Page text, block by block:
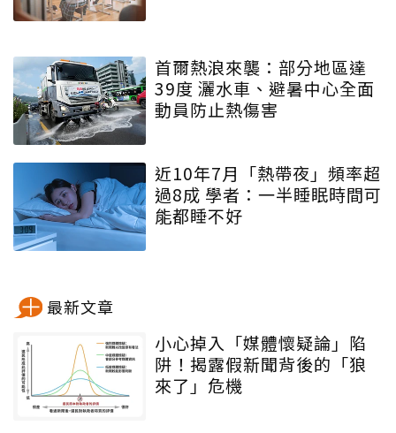
首爾熱浪來襲：部分地區達
39度 灑水車、避暑中心全面
動員防止熱傷害
近10年7月「熱帶夜」頻率超
過8成 學者：一半睡眠時間可
能都睡不好
最新文章
小心掉入「媒體懷疑論」陷
阱！揭露假新聞背後的「狼
來了」危機